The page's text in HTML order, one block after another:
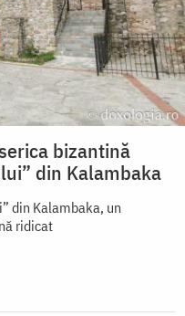
bizantină
din Kalambaka
din Kalambaka, un
ridicat